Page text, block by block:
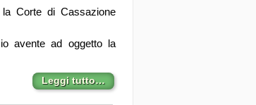
Corte di Cassazione
avente ad oggetto la
Leggi tutto…